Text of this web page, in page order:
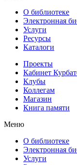
О библиотеке
Электронная
Услуги
Ресурсы
Каталоги
Проекты
Кабинет
Клубы
Коллегам
Магазин
Книга памяти
Меню
О библиотеке
Электронная
Услуги